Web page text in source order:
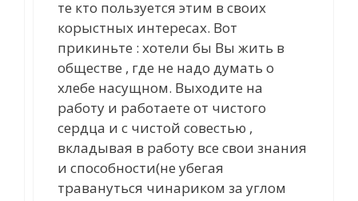
те кто пользуется этим в своих
корыстных интересах. Вот
прикиньте : хотели бы Вы жить в
обществе , где не надо думать о
хлебе насущном. Выходите на
работу и работаете от чистого
сердца и с чистой совестью ,
вкладывая в работу все свои знания
и способности(не убегая
травануться чинариком за углом